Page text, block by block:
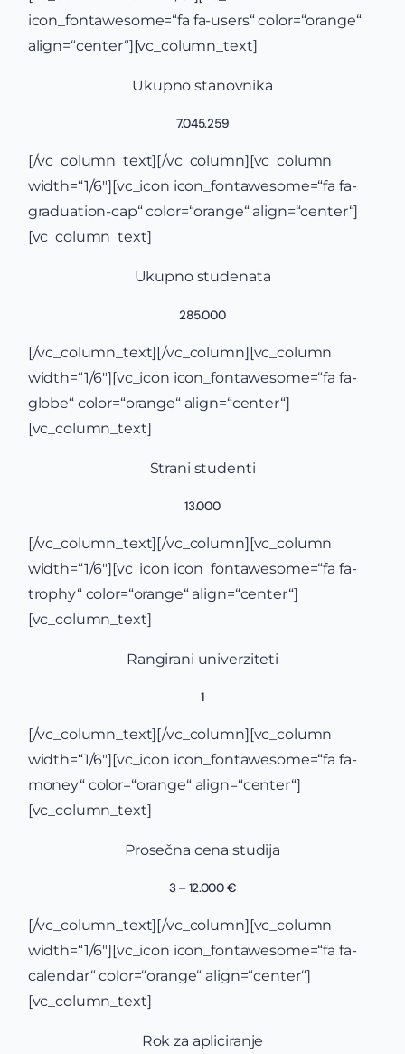
icon_fontawesome=“fa fa-users“ color=“orange“
align=“center“][vc_column_text]
Ukupno stanovnika
7.045.259
[/vc_column_text][/vc_column][vc_column
width=“1/6″][vc_icon icon_fontawesome=“fa fa-
graduation-cap“ color=“orange“ align=“center“]
[vc_column_text]
Ukupno studenata
285.000
[/vc_column_text][/vc_column][vc_column
width=“1/6″][vc_icon icon_fontawesome=“fa fa-
globe“ color=“orange“ align=“center“]
[vc_column_text]
Strani studenti
13.000
[/vc_column_text][/vc_column][vc_column
width=“1/6″][vc_icon icon_fontawesome=“fa fa-
trophy“ color=“orange“ align=“center“]
[vc_column_text]
Rangirani univerziteti
1
[/vc_column_text][/vc_column][vc_column
width=“1/6″][vc_icon icon_fontawesome=“fa fa-
money“ color=“orange“ align=“center“]
[vc_column_text]
Prosečna cena studija
3 – 12.000 €
[/vc_column_text][/vc_column][vc_column
width=“1/6″][vc_icon icon_fontawesome=“fa fa-
calendar“ color=“orange“ align=“center“]
[vc_column_text]
Rok za apliciranje